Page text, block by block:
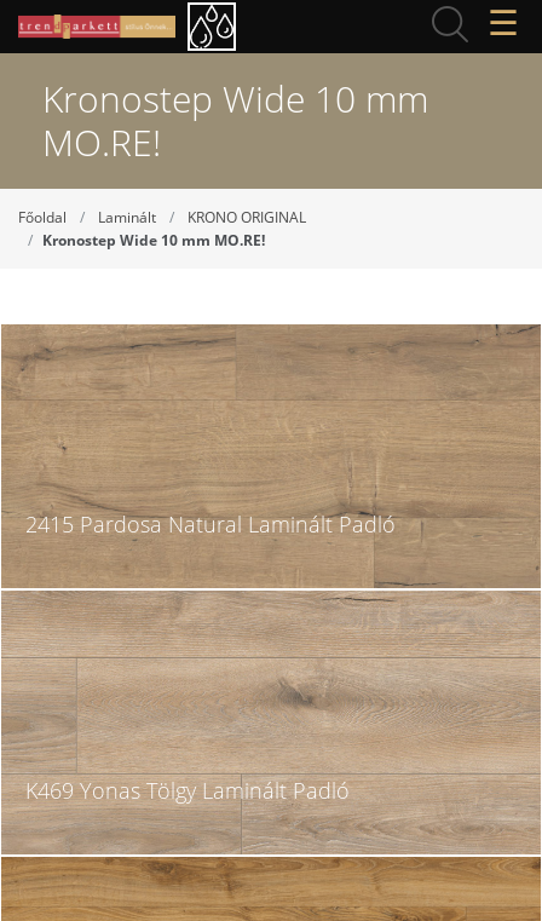
☰
Kronostep Wide 10 mm
MO.RE!
Főoldal Laminált
KRONO ORIGINAL
Kronostep Wide 10 mm MO.RE!
2415 Pardosa Natural Laminált Padló
K469 Yonas Tölgy Laminált Padló